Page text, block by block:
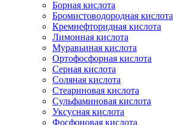
Борная кислота
Бромистоводородная кислота
Кремнефторидная кислота
Лимонная кислота
Муравьиная кислота
Ортофосфорная кислота
Серная кислота
Соляная кислота
Стеариновая кислота
Сульфаминовая кислота
Уксусная кислота
Фосфоновая кислота